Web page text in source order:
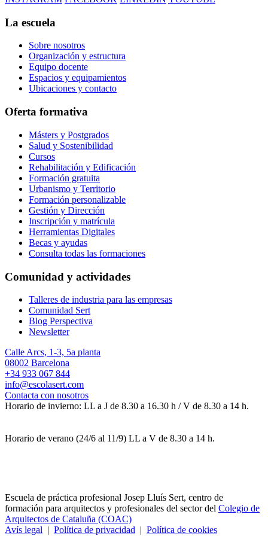
La escuela
Sobre nosotros
Organización y estructura
Equipo docente
Espacios y equipamientos
Ubicaciones y contacto
Oferta formativa
Másters y Postgrados
Salud y Sostenibilidad
Cursos
Rehabilitación y Edificación
Formación gratuita
Urbanismo y Territorio
Formación personalizable
Gestión y Dirección
Inscripción y matrícula
Herramientas Digitales
Becas y ayudas
Consulta todas las formaciones
Comunidad y actividades
Talleres de industria para las empresas
Comunidad Sert
Blog Perspectiva
Newsletter
Calle Arcs, 1-3, 5a planta
08002 Barcelona
+34 933 067 844
info@escolasert.com
Contacta con nosotros
Horario de invierno: LL a J de 8.30 a 16.30 h / V de 8.30 a 14 h.
Horario de verano (24/6 al 11/9) LL a V de 8.30 a 14 h.
Escuela de práctica profesional Josep Lluís Sert, centro de
formación para arquitectos y profesionales del sector del Colegio de
Arquitectos de Cataluña (COAC)
Avís legal
Política de privacidad
Política de cookies